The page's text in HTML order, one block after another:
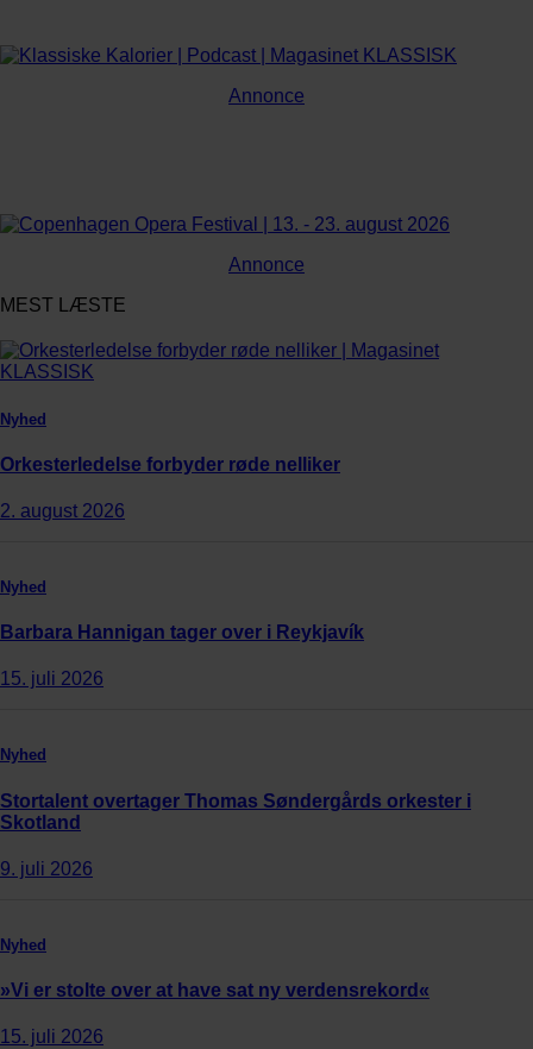
Annonce
Annonce
MEST LÆSTE
Nyhed
Orkesterledelse forbyder røde nelliker
2. august 2026
Nyhed
Barbara Hannigan tager over i Reykjavík
15. juli 2026
Nyhed
Stortalent overtager Thomas Søndergårds orkester i
Skotland
9. juli 2026
Nyhed
»Vi er stolte over at have sat ny verdensrekord«
15. juli 2026